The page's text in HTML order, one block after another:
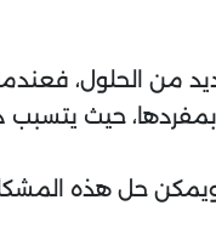
من الحلول،
بمفردها، حيث
ويمكن حل هذه